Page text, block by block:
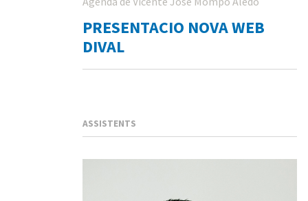
PRESENTACIO NOVA WEB
DIVAL
ASSISTENTS